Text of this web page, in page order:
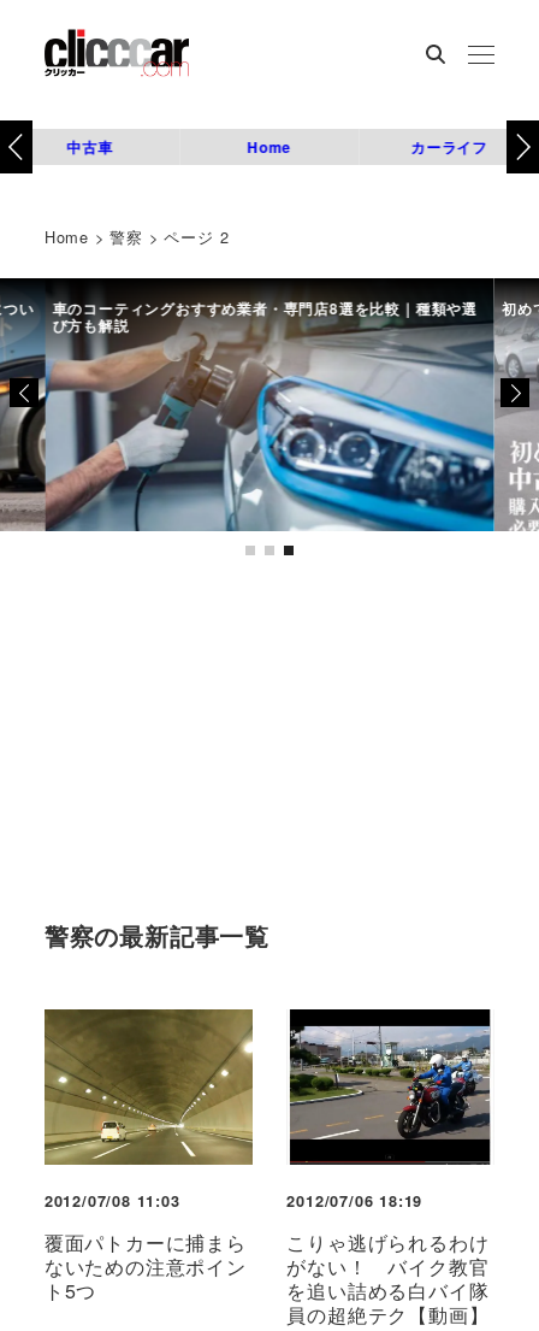
中古車 Home カーライフ
Home >警察 >ページ 2
い 車のコーティングおすすめ業者・専門店8選を比較｜種類や選
び方も解説
初め
警察の最新記事一覧
2012/07/08 11:03
覆面パトカーに捕まら
ないための注意ポイン
ト5つ
2012/07/06 18:19
こりゃ逃げられるわけ
がない！ バイク教官
を追い詰める白バイ隊
員の超絶テク【動画】